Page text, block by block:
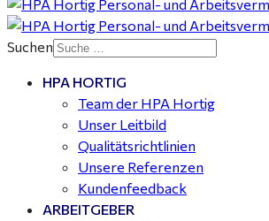
gesucht für Halle (Saale) - ab 4.000 €
Buchhalter (m/w/d) für Halle (Saale)
Suchen
HPA HORTIG
Team der HPA Hortig
Unser Leitbild
Qualitätsrichtlinien
Unsere Referenzen
Kundenfeedback
ARBEITGEBER